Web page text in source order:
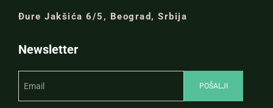
Đure Jakšića 6/5, Beograd, Srbija
Newsletter